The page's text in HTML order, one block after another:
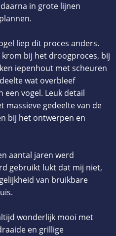
in grote lijnen
liep dit proces anders.
bij het droogproces, bij
iepenhout met scheuren
wat overbleef
vogel. Leuk detail
massieve gedeelte van de
bij het ontwerpen en
aantal jaren werd
gebruikt lukt dat mij niet,
van bruikbare
wonderlijk mooi met
en grillige